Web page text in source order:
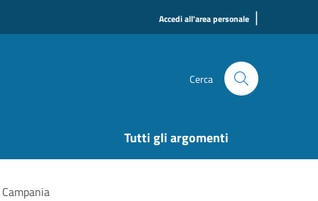
Accedi all'area personale |
Cerca
Tutti gli argomenti